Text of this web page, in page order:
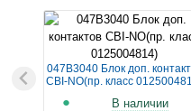
047B3040 Блок доп.
CBI-NO(пр. класс
В наличии